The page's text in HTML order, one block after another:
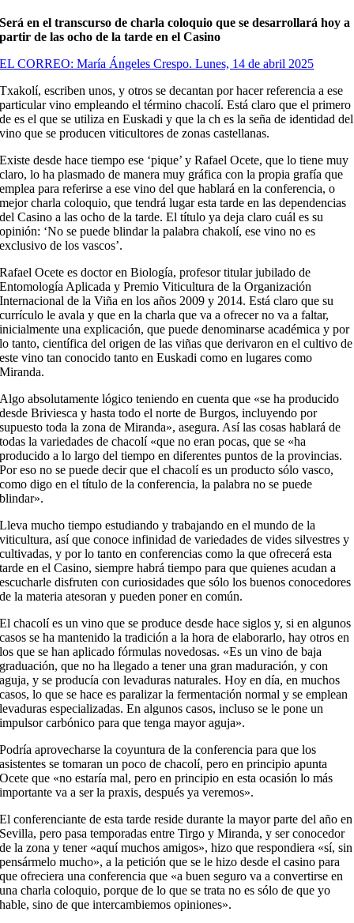
Será en el transcurso de charla coloquio que se desarrollará hoy a
partir de las ocho de la tarde en el Casino
EL CORREO: María Ángeles Crespo. Lunes, 14 de abril 2025
Txakolí, escriben unos, y otros se decantan por hacer referencia a ese
particular vino empleando el término chacolí. Está claro que el primero
de es el que se utiliza en Euskadi y que la ch es la seña de identidad del
vino que se producen viticultores de zonas castellanas.
Existe desde hace tiempo ese ‘pique’ y Rafael Ocete, que lo tiene muy
claro, lo ha plasmado de manera muy gráfica con la propia grafía que
emplea para referirse a ese vino del que hablará en la conferencia, o
mejor charla coloquio, que tendrá lugar esta tarde en las dependencias
del Casino a las ocho de la tarde. El título ya deja claro cuál es su
opinión: ‘No se puede blindar la palabra chakolí, ese vino no es
exclusivo de los vascos’.
Rafael Ocete es doctor en Biología, profesor titular jubilado de
Entomología Aplicada y Premio Viticultura de la Organización
Internacional de la Viña en los años 2009 y 2014. Está claro que su
currículo le avala y que en la charla que va a ofrecer no va a faltar,
inicialmente una explicación, que puede denominarse académica y por
lo tanto, científica del origen de las viñas que derivaron en el cultivo de
este vino tan conocido tanto en Euskadi como en lugares como
Miranda.
Algo absolutamente lógico teniendo en cuenta que «se ha producido
desde Briviesca y hasta todo el norte de Burgos, incluyendo por
supuesto toda la zona de Miranda», asegura. Así las cosas hablará de
todas la variedades de chacolí «que no eran pocas, que se «ha
producido a lo largo del tiempo en diferentes puntos de la provincias.
Por eso no se puede decir que el chacolí es un producto sólo vasco,
como digo en el título de la conferencia, la palabra no se puede
blindar».
Lleva mucho tiempo estudiando y trabajando en el mundo de la
viticultura, así que conoce infinidad de variedades de vides silvestres y
cultivadas, y por lo tanto en conferencias como la que ofrecerá esta
tarde en el Casino, siempre habrá tiempo para que quienes acudan a
escucharle disfruten con curiosidades que sólo los buenos conocedores
de la materia atesoran y pueden poner en común.
El chacolí es un vino que se produce desde hace siglos y, si en algunos
casos se ha mantenido la tradición a la hora de elaborarlo, hay otros en
los que se han aplicado fórmulas novedosas. «Es un vino de baja
graduación, que no ha llegado a tener una gran maduración, y con
aguja, y se producía con levaduras naturales. Hoy en día, en muchos
casos, lo que se hace es paralizar la fermentación normal y se emplean
levaduras especializadas. En algunos casos, incluso se le pone un
impulsor carbónico para que tenga mayor aguja».
Podría aprovecharse la coyuntura de la conferencia para que los
asistentes se tomaran un poco de chacolí, pero en principio apunta
Ocete que «no estaría mal, pero en principio en esta ocasión lo más
importante va a ser la praxis, después ya veremos».
El conferenciante de esta tarde reside durante la mayor parte del año en
Sevilla, pero pasa temporadas entre Tirgo y Miranda, y ser conocedor
de la zona y tener «aquí muchos amigos», hizo que respondiera «sí, sin
pensármelo mucho», a la petición que se le hizo desde el casino para
que ofreciera una conferencia que «a buen seguro va a convertirse en
una charla coloquio, porque de lo que se trata no es sólo de que yo
hable, sino de que intercambiemos opiniones».